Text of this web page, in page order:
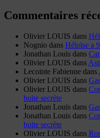
Commentaires
Olivier LOUIS dans
Nognio dans Héloïse a
Jonathan Louis dans
Olivier LOUIS dans
Lecointe Fabienne dans
Olivier LOUIS dans
Olivier LOUIS dans
boite secrète
Jonathan Louis dans
Jonathan Louis dans
boite secrète
Olivier LOUIS dans